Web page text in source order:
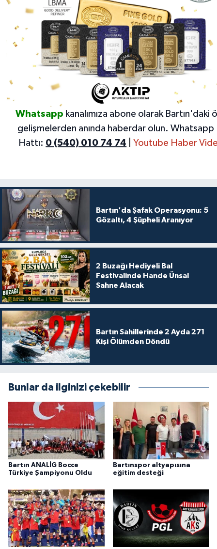
Whatsapp kanalımıza abone olarak Bartın'daki
gelişmelerden anında haberdar olun. Whatsapp
Hattı: 0 (540) 010 74 74 Youtube Haber
Bartın'da Şafak Operasyonu: 5
Gözaltı, 4 Şüpheli Aranıyor
2 Buzağı Hediyeli Bal
Festivalinde Hande Ünsal
Sahne Alacak
Bartın Sahillerinde 2 Ayda 271
Kişi Ölümden Döndü
Bunlar da ilginizi çekebilir
Bartın ANALİG Bocce
Türkiye Şampiyonu Oldu
Bartınspor altyapısına
eğitim desteği